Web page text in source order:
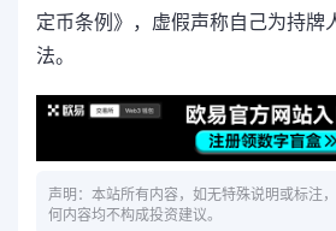
定币条例》，虚假声称自己为持牌
法。
声明：本站所有内容，如无特殊说明或标注
何内容均不构成投资建议。